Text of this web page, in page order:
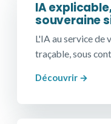
IA
souveraine
L'IA au service
traçable, sous
Découvrir →